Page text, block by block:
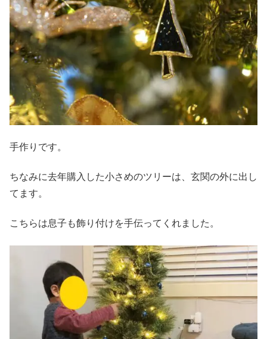
手作りです。
ちなみに去年購入した小さめのツリーは、玄関の外に出し
てます。
こちらは息子も飾り付けを手伝ってくれました。